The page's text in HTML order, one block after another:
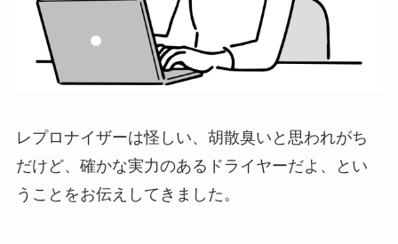
レプロナイザーは怪しい、胡散臭いと思われがち
だけど、確かな実力のあるドライヤーだよ、とい
うことをお伝えしてきました。